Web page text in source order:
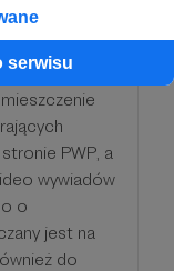
serwisu
kwotę
PWP, a
wywiadów
o
jest na
do